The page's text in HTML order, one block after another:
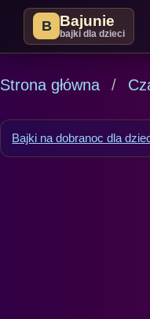
B Bajunie
bajki dla dzieci
Strona główna
Bajki na dobranoc dla